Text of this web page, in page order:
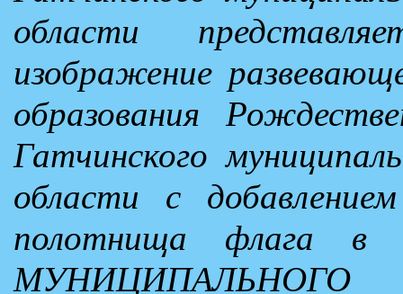
области
изображение
образования
Гатчинского
области с
полотнища флага